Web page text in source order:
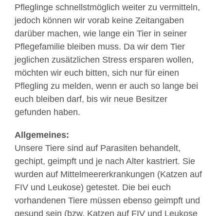
Pfleglinge schnellstmöglich weiter zu vermitteln,
jedoch können wir vorab keine Zeitangaben
darüber machen, wie lange ein Tier in seiner
Pflegefamilie bleiben muss. Da wir dem Tier
jeglichen zusätzlichen Stress ersparen wollen,
möchten wir euch bitten, sich nur für einen
Pflegling zu melden, wenn er auch so lange bei
euch bleiben darf, bis wir neue Besitzer
gefunden haben.
Allgemeines:
Unsere Tiere sind auf Parasiten behandelt,
gechipt, geimpft und je nach Alter kastriert. Sie
wurden auf Mittelmeererkrankungen (Katzen auf
FIV und Leukose) getestet. Die bei euch
vorhandenen Tiere müssen ebenso geimpft und
gesund sein (bzw. Katzen auf FIV und Leukose